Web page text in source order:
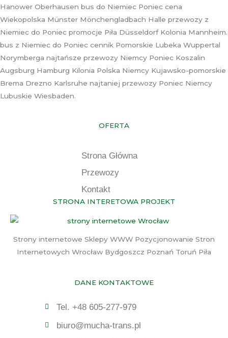
Hanower Oberhausen bus do Niemiec Poniec cena
Wiekopolska Münster Mönchengladbach Halle przewozy z
Niemiec do Poniec promocje Piła Düsseldorf Kolonia Mannheim.
bus z Niemiec do Poniec cennik Pomorskie Lubeka Wuppertal
Norymberga najtańsze przewozy Niemcy Poniec Koszalin
Augsburg Hamburg Kilonia Polska Niemcy Kujawsko-pomorskie
Brema Drezno Karlsruhe najtaniej przewozy Poniec Niemcy
Lubuskie Wiesbaden.
OFERTA
Strona Główna
Przewozy
Kontakt
STRONA INTERETOWA PROJEKT
Strony internetowe Sklepy WWW Pozycjonowanie Stron
Internetowych Wrocław Bydgoszcz Poznań Toruń Piła
DANE KONTAKTOWE
Tel. +48 605-277-979
biuro@mucha-trans.pl